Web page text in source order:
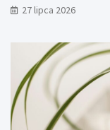
27 lipca 2026